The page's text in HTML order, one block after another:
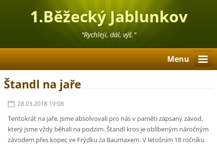
1.Běžecký Jablunkov
"Rychleji, dál, výš."
Menu
Štandl na jaře
28.03.2018 19:08
Tentokrát na jaře, jsme absolvovali pro nás v paměti zapsaný závod,
který jsme vždy běhali na podzim. Štandl kros je oblíbeným náročným
závodem přes kopec ve Frýdku za Baumaxem. V letošním 18 ročníku